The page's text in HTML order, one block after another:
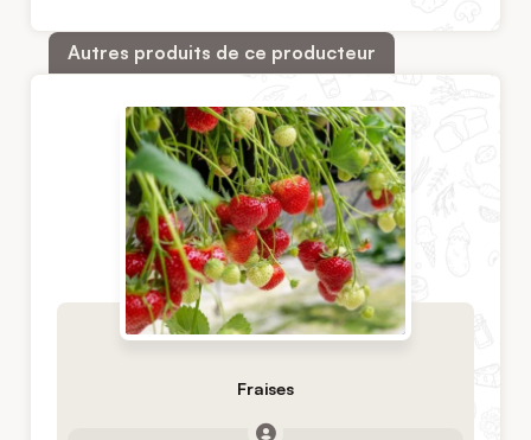
Autres produits de ce producteur
Fraises